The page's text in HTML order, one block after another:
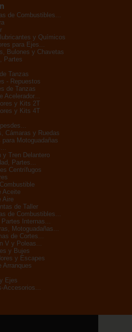
de Combustibles...
y Químicos
para Ejes...
Bulones y Chavetas
Partes
Tanzas
- Repuestos
de Tanzas
Acelerador...
y Kits 2T
y Kits 4T
Cámaras y Ruedas
para Motoguadañas
y Tren Delantero
Partes...
Centrífugos
Aceite
Aire
de Taller
de Combustibles...
Partes Internas...
Motoguadañas...
de Cortes...
V y Poleas...
y Bujes
y Escapes
Arranques
Ejes
Accesorios...